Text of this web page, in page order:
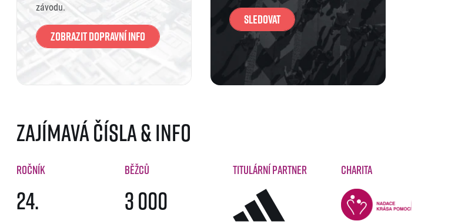
závodu.
Zobrazit dopravní info
Sledovat
Zajímavá čísla & info
Ročník
24.
Běžců
3 000
Titulární partner Charita